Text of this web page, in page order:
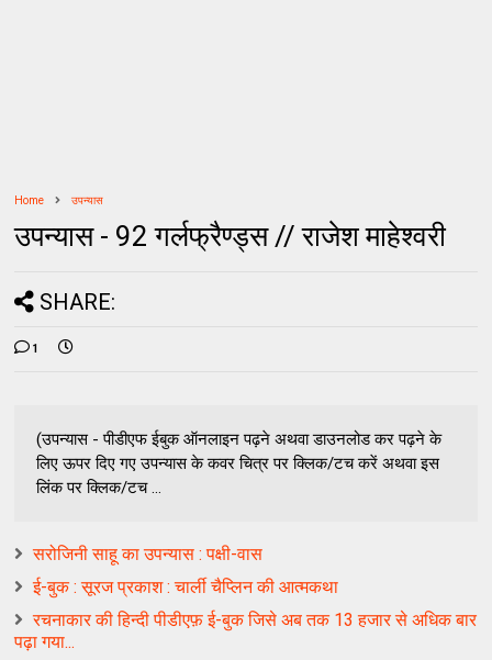
Home उपन्यास
उपन्यास - 92 गर्लफ्रैण्ड्स // राजेश माहेश्वरी
SHARE:
1
(उपन्यास - पीडीएफ ईबुक ऑनलाइन पढ़ने अथवा डाउनलोड कर पढ़ने के
लिए ऊपर दिए गए उपन्यास के कवर चित्र पर क्लिक/टच करें अथवा इस
लिंक पर क्लिक/टच ...
सरोजिनी साहू का उपन्यास : पक्षी-वास
ई-बुक : सूरज प्रकाश : चार्ली चैप्लिन की आत्मकथा
रचनाकार की हिन्दी पीडीएफ़ ई-बुक जिसे अब तक 13 हजार से अधिक बार
पढ़ा गया...